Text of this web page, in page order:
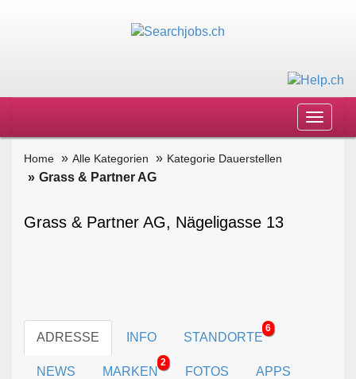
Toggle
Home Alle Kategorien Kategorie Dauerstellen
Grass & Partner AG
Grass & Partner AG, Nägeligasse 13
ADRESSE INFO STANDORTE
6
NEWS MARKEN
2
FOTOS APPS